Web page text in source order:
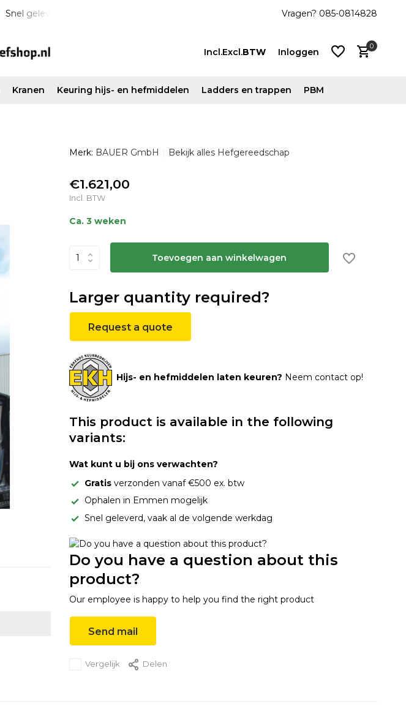
Snel geleverd & scherp van prijs! Vanaf €500 ex. btw gratis verzondenVragen? 085-0814828
Incl.Excl.BTW Inloggen
aanmaken
0
Kranen Keuring hijs- en hefmiddelen Ladders en trappen PBM
Merk: BAUER GmbH Bekijk alles Hefgereedschap
€1.621,00
Incl. BTW
Ca. 3 weken
Toevoegen aan winkelwagen
Larger quantity required?
Request a quote
Hijs- en hefmiddelen laten keuren? Neem contact op!
This product is available in the following
variants:
Wat kunt u bij ons verwachten?
Gratisverzonden vanaf €500 ex. btw
Ophalen in Emmen mogelijk
Snel geleverd, vaak al de volgende werkdag
Do you have a question about this
product?
Our employee is happy to help you find the right product
Send mail
Vergelijk Delen